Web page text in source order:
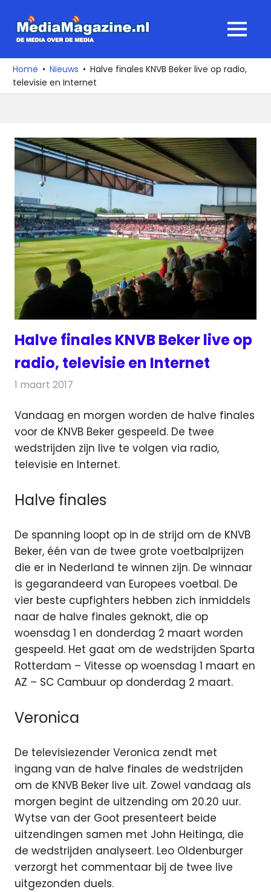
naar
media
over
de
MENU
Home Nieuws
Halve finales KNVB Beker live op radio,
televisie en Internet
Halve finales KNVB Beker live op
radio, televisie en Internet
1 maart 2017
Vandaag en morgen worden de halve finales
voor de KNVB Beker gespeeld. De twee
wedstrijden zijn live te volgen via radio,
televisie en Internet.
Halve finales
De spanning loopt op in de strijd om de KNVB
Beker, één van de twee grote voetbalprijzen
die er in Nederland te winnen zijn. De winnaar
is gegarandeerd van Europees voetbal. De
vier beste cupfighters hebben zich inmiddels
naar de halve finales geknokt, die op
woensdag 1 en donderdag 2 maart worden
gespeeld. Het gaat om de wedstrijden Sparta
Rotterdam – Vitesse op woensdag 1 maart en
AZ – SC Cambuur op donderdag 2 maart.
Veronica
De televisiezender Veronica zendt met
ingang van de halve finales de wedstrijden
om de KNVB Beker live uit. Zowel vandaag als
morgen begint de uitzending om 20.20 uur.
Wytse van der Goot presenteert beide
uitzendingen samen met John Heitinga, die
de wedstrijden analyseert. Leo Oldenburger
verzorgt het commentaar bij de twee live
uitgezonden duels.